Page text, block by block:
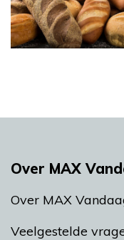
Over MAX
Over MAX
Veelgestelde